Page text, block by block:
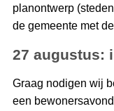
planontwerp
de gemeente met
27 augustus:
Graag nodigen wij
een